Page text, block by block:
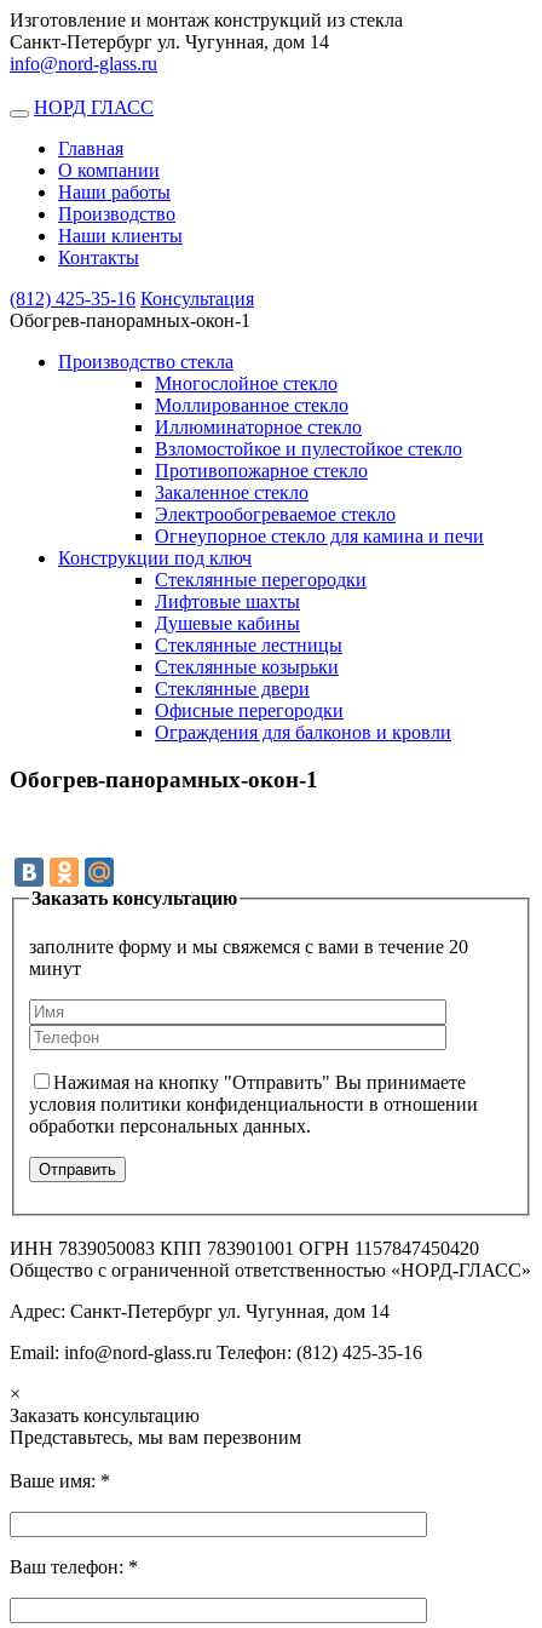
Изготовление и монтаж конструкций из стекла
Санкт-Петербург ул. Чугунная, дом 14
info@nord-glass.ru
Toggle
navigation
НОРД ГЛАСС
Главная
О компании
Наши работы
Производство
Наши клиенты
Контакты
(812) 425-35-16 Консультация
Обогрев-панорамных-окон-1
Производство стекла
Многослойное стекло
Моллированное стекло
Иллюминаторное стекло
Взломостойкое и пулестойкое стекло
Противопожарное стекло
Закаленное стекло
Электрообогреваемое стекло
Огнеупорное стекло для камина и печи
Конструкции под ключ
Стеклянные перегородки
Лифтовые шахты
Душевые кабины
Cтеклянные лестницы
Cтеклянные козырьки
Cтеклянные двери
Офисные перегородки
Ограждения для балконов и кровли
Обогрев-панорамных-окон-1
Заказать консультацию
заполните форму и мы свяжемся с вами в течение 20
минут
Нажимая на кнопку "Отправить" Вы принимаете
условия политики конфиденциальности в отношении
обработки персональных данных.
ИНН 7839050083 КПП 783901001 ОГРН 1157847450420
Общество с ограниченной ответственностью «НОРД-ГЛАСС»
Адрес: Санкт-Петербург ул. Чугунная, дом 14
Email: info@nord-glass.ru Телефон: (812) 425-35-16
×
Заказать консультацию
Представьтесь, мы вам перезвоним
Ваше имя: *
Ваш телефон: *